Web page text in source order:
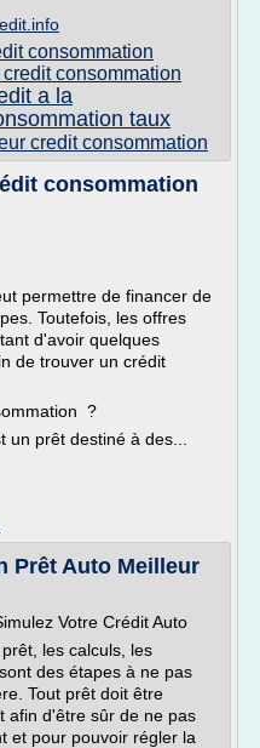
consommation
consommation
a la
taux
credit consommation
consommation
permettre de financer de
Toutefois, les offres
d'avoir quelques
de trouver un crédit
?
prêt destiné à des...
Prêt Auto Meilleur
Votre Crédit Auto
les calculs, les
des étapes à ne pas
Tout prêt doit être
afin d'être sûr de ne pas
et pour pouvoir régler la